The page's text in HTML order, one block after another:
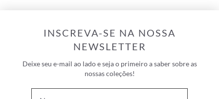
INSCREVA-SE NA NOSSA
NEWSLETTER
Deixe seu e-mail ao lado e seja o primeiro a saber sobre as
nossas coleções!